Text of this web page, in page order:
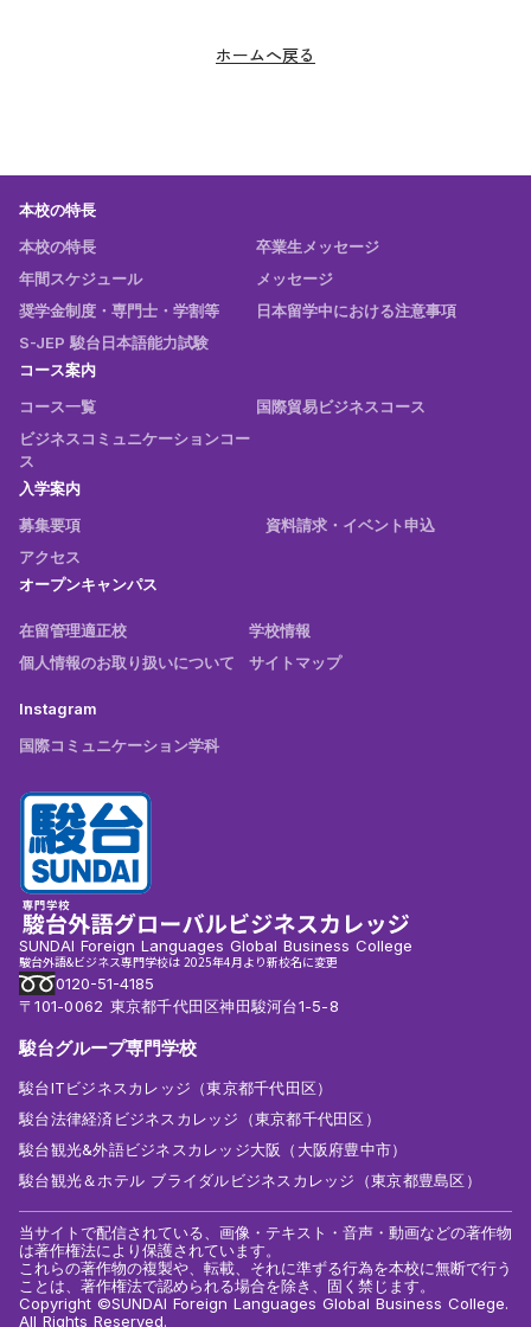
ホームへ戻る
本校の特長
本校の特長
卒業生メッセージ
年間スケジュール
メッセージ
奨学金制度・専門士・学割等
日本留学中における注意事項
S-JEP 駿台日本語能力試験
コース案内
コース一覧
国際貿易ビジネスコース
ビジネスコミュニケーションコー
ス
入学案内
募集要項
資料請求・イベント申込
アクセス
オープンキャンパス
在留管理適正校
学校情報
個人情報のお取り扱いについて
サイトマップ
Instagram
国際コミュニケーション学科
SUNDAI Foreign Languages Global Business College
駿台外語&ビジネス専門学校は 2025年4月より新校名に変更
0120-51-4185
〒101-0062 東京都千代田区神田駿河台1-5-8
駿台グループ専門学校
駿台ITビジネスカレッジ（東京都千代田区）
駿台法律経済ビジネスカレッジ（東京都千代田区）
駿台観光&外語ビジネスカレッジ大阪（大阪府豊中市）
駿台観光＆ホテル ブライダルビジネスカレッジ（東京都豊島区）
当サイトで配信されている、画像・テキスト・音声・動画などの著作物
は著作権法により保護されています。
これらの著作物の複製や、転載、それに準ずる行為を本校に無断で行う
ことは、著作権法で認められる場合を除き、固く禁じます。
Copyright ©SUNDAI Foreign Languages Global Business College.
All Rights Reserved.